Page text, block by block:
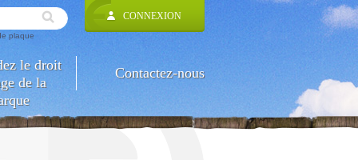
CONNEXION
plaque
le droit
de la
Contactez-nous